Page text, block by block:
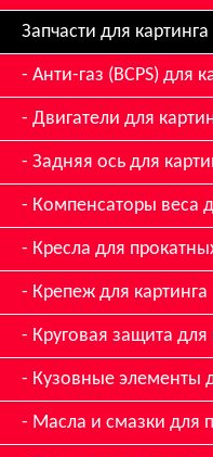
Запчасти для картинга
Анти-газ (BCPS) для
Двигатели для
Задняя ось для
Компенсаторы веса
Кресла для
Крепеж для картинга
Круговая защита
Кузовные элементы
Масла и смазки для